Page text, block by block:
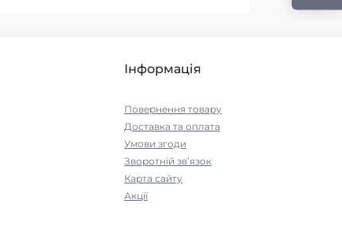
Інформація
Повернення товару
Доставка та оплата
Умови згоди
Зворотній зв’язок
Карта сайту
Акції